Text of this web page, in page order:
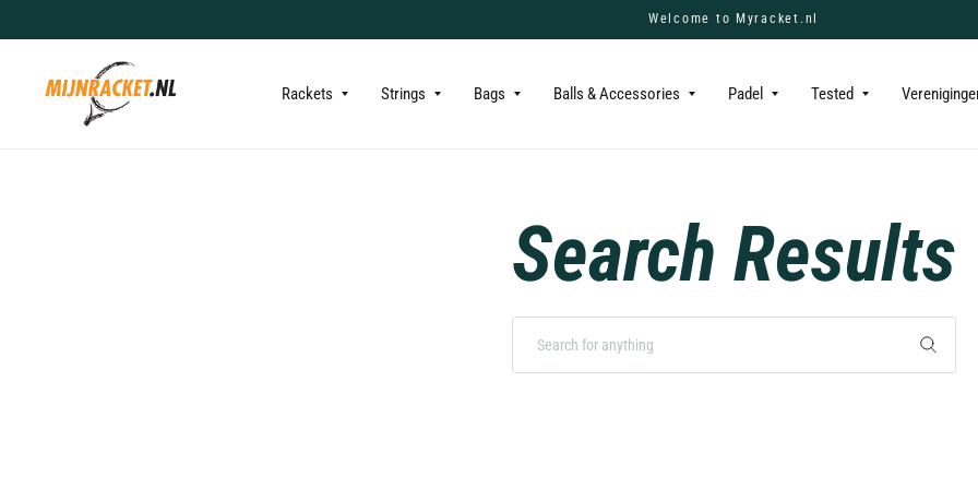
Welcome to Myracket.nl
Rackets Strings Bags Balls & Accessories Padel Tested
Search Results